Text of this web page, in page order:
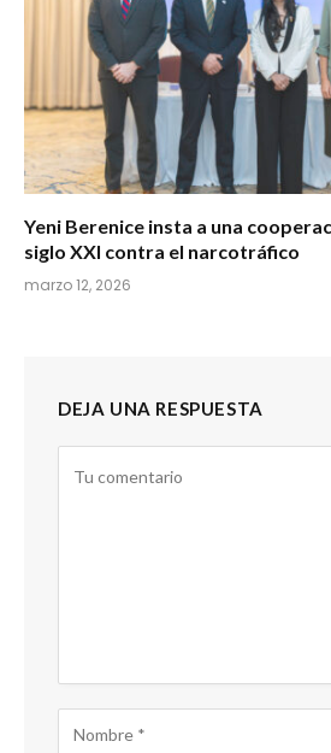
Yeni Berenice insta a una
siglo XXI contra el narcotráfico
marzo 12, 2026
DEJA UNA RESPUESTA